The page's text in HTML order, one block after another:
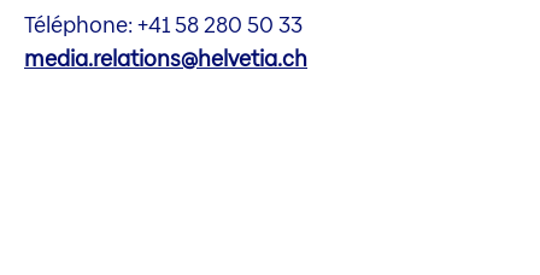
Téléphone: +41 58 280 50 33
media.relations@helvetia.ch